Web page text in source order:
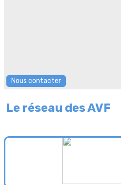
Nous contacter
Le réseau des AVF